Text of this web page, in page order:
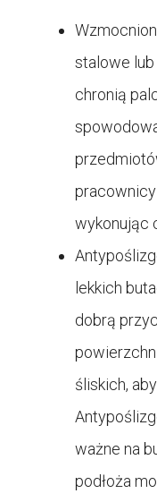
stalowe
chronią
wykonując
lekkich
dobrą
śliskich,
ważne na
podłoża